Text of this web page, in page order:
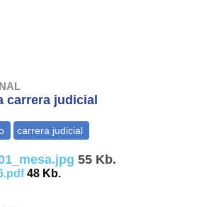
carrera judicial
55 Kb.
48 Kb.